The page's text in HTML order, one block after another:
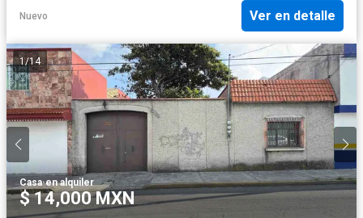
Nuevo Ver en detalle
1/14
Casa·en alquiler
$ 14,000 MXN